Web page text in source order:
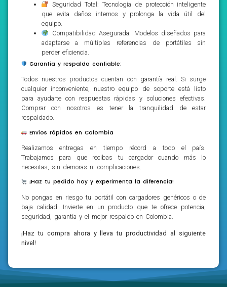
Seguridad Total: Tecnología de protección inteligente
que evita daños internos y prolonga la vida útil del
equipo.
Compatibilidad Asegurada: Modelos diseñados para
adaptarse a múltiples referencias de portátiles sin
perder eficiencia.
Garantía y respaldo confiable:
Todos nuestros productos cuentan con garantía real. Si surge
cualquier inconveniente, nuestro equipo de soporte está listo
para ayudarte con respuestas rápidas y soluciones efectivas.
Comprar con nosotros es tener la tranquilidad de estar
respaldado.
Envíos rápidos en Colombia
Realizamos entregas en tiempo récord a todo el país.
Trabajamos para que recibas tu cargador cuando más lo
necesitas, sin demoras ni complicaciones.
¡Haz tu pedido hoy y experimenta la diferencia!
No pongas en riesgo tu portátil con cargadores genéricos o de
baja calidad. Invierte en un producto que te ofrece potencia,
seguridad, garantía y el mejor respaldo en Colombia.
¡Haz tu compra ahora y lleva tu productividad al siguiente
nivel!